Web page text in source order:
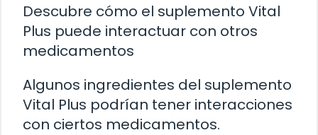
Descubre cómo el suplemento Vital
Plus puede interactuar con otros
medicamentos
Algunos ingredientes del suplemento
Vital Plus podrían tener interacciones
con ciertos medicamentos.